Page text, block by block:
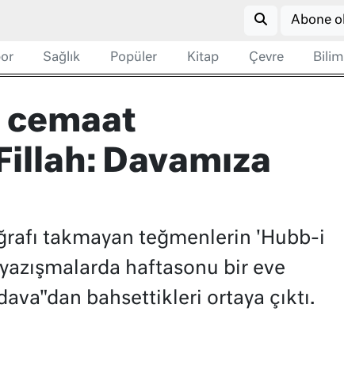
Abone ol
Sağlık Popüler Kitap Çevre Bilim
cemaat
Davamıza
takmayan teğmenlerin 'Hubb-i
haftasonu bir eve
bahsettikleri ortaya çıktı.